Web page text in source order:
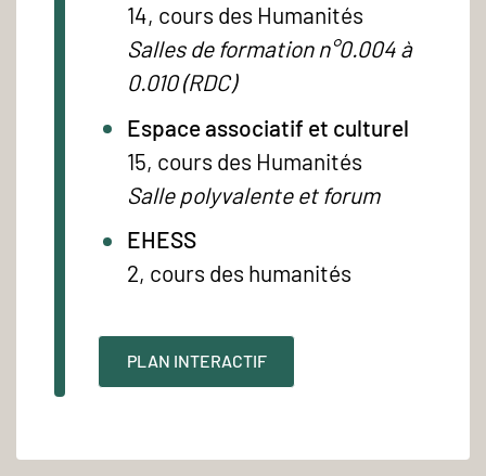
14, cours des Humanités
Salles de formation n°0.004 à
0.010 (RDC)
Espace associatif et culturel
15, cours des Humanités
Salle polyvalente et forum
EHESS
2, cours des humanités
PLAN INTERACTIF